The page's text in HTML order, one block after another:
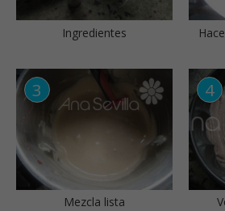
Ingredientes
Mezcla lista